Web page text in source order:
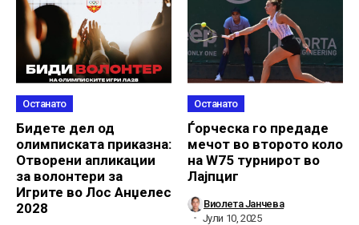
Останато
Бидете дел од
олимписката приказна:
Отворени апликации
за волонтери за
Игрите во Лос Анџелес
2028
Останато
Ѓорческа го предаде
мечот во второто коло
на W75 турнирот во
Лајпциг
Виолета Јанчева
Јули 10, 2025